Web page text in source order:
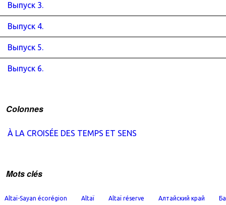
Выпуск 3.
Выпуск 4.
Выпуск 5.
Выпуск 6.
Colonnes
À LA CROISÉE DES TEMPS ET SENS
Mots clés
Altaï-Sayan écorégion Altaï Altaï réserve Алтайский край